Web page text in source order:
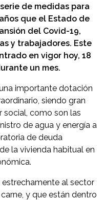
de medidas para
que el Estado de
del Covid-19,
y trabajadores. Este
en vigor hoy, 18
un mes.
importante dotación
siendo gran
social, como son las
de agua y energía a
de deuda
la vivienda habitual en
al sector
y que están dentro